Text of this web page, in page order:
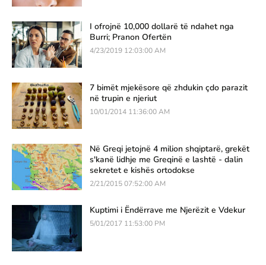
I ofrojnë 10,000 dollarë të ndahet nga
Burri; Pranon Ofertën
4/23/2019 12:03:00 AM
7 bimët mjekësore që zhdukin çdo parazit
në trupin e njeriut
10/01/2014 11:36:00 AM
Në Greqi jetojnë 4 milion shqiptarë, grekët
s'kanë lidhje me Greqinë e lashtë - dalin
sekretet e kishës ortodokse
2/21/2015 07:52:00 AM
Kuptimi i Ëndërrave me Njerëzit e Vdekur
5/01/2017 11:53:00 PM